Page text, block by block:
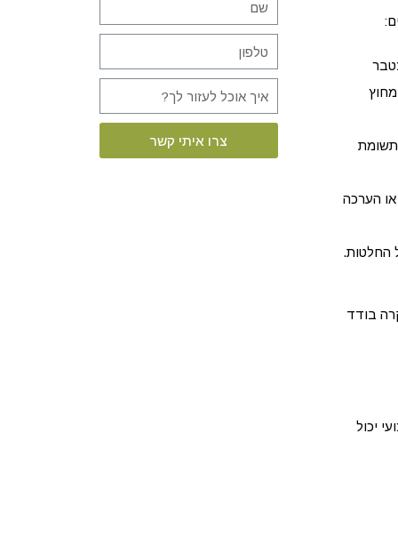
תשומת
או הערכה
החלטות.
בודד
יכול
צרו איתי קשר